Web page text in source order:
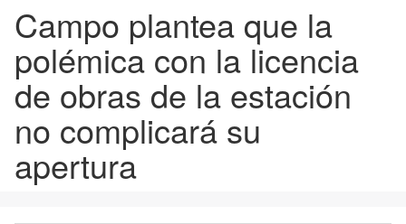
Campo plantea que la
polémica con la licencia
de obras de la estación
no complicará su
apertura